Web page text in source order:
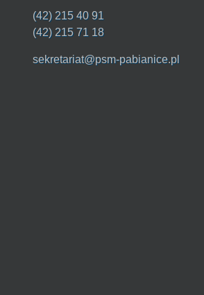
(42) 215 40 91
(42) 215 71 18
sekretariat@psm-pabianice.pl